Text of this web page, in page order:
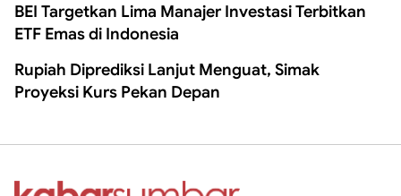
BEI Targetkan Lima Manajer Investasi Terbitkan
ETF Emas di Indonesia
Rupiah Diprediksi Lanjut Menguat, Simak
Proyeksi Kurs Pekan Depan